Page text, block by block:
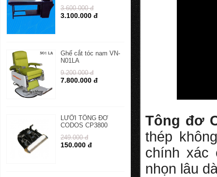
3.600.000 đ
3.100.000 đ
Ghế cắt tóc nam VN-
N01LA
9.200.000 đ
7.800.000 đ
LƯỠI TÔNG ĐƠ
CODOS CP3800
249.000 đ
150.000 đ
Tông đơ
thép
chính xác
nhọn lâu